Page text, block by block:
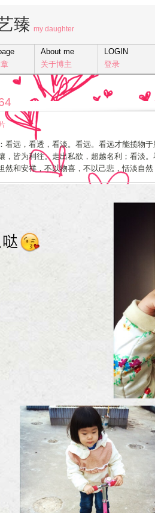
臻 my daughter
About me
关于博主
LOGIN
登录
看远，看透，看淡。看远。看远才能揽物
，皆为利往。走出私欲，超越名利；看淡
然和安祥，不以物喜，不以己悲，恬淡自然